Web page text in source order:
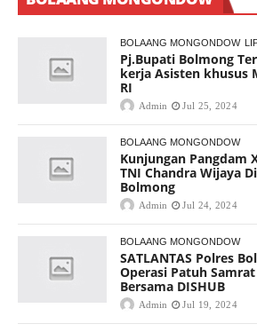
BOLAANG MONGONDOW
Pj.Bupati Bolmong
kerja Asisten khusus
RI
Admin Jul 25, 2024
BOLAANG MONGONDOW
Kunjungan Pangdam
TNI Chandra Wijaya
Bolmong
Admin Jul 24, 2024
BOLAANG MONGONDOW
SATLANTAS Polres
Operasi Patuh
Bersama DISHUB
Admin Jul 19, 2024